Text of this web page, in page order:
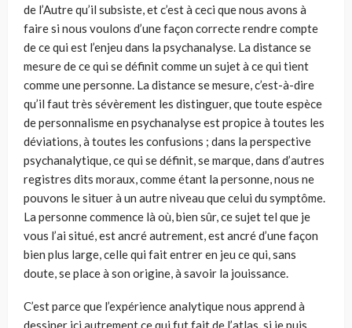
de l’Autre qu’il subsiste, et c’est à ceci que nous avons à
faire si nous voulons d’une façon correcte rendre compte
de ce qui est l’enjeu dans la psychanalyse. La distance se
mesure de ce qui se définit comme un sujet à ce qui tient
comme une personne. La distance se mesure, c’est-à-dire
qu’il faut très sévèrement les distinguer, que toute espèce
de personnalisme en psychanalyse est propice à toutes les
déviations, à toutes les confusions ; dans la perspective
psychanalytique, ce qui se définit, se marque, dans d’autres
registres dits moraux, comme étant la personne, nous ne
pouvons le situer à un autre niveau que celui du symptôme.
La personne commence là où, bien sûr, ce sujet tel que je
vous l’ai situé, est ancré autrement, est ancré d’une façon
bien plus large, celle qui fait entrer en jeu ce qui, sans
doute, se place à son origine, à savoir la jouissance.
C’est parce que l’expérience analytique nous apprend à